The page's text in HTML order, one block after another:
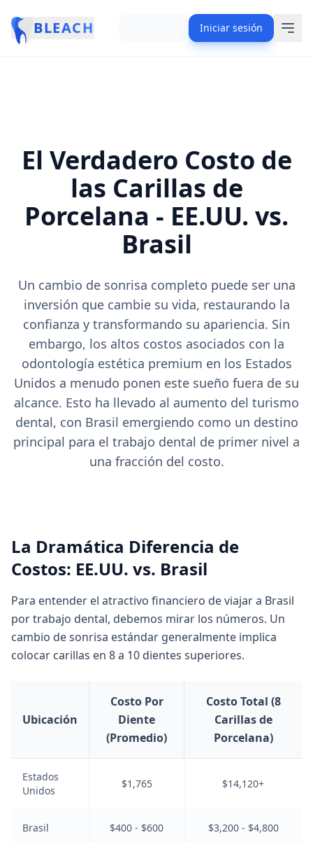
BLEACH Iniciar sesión
El Verdadero Costo de
las Carillas de
Porcelana - EE.UU. vs.
Brasil
Un cambio de sonrisa completo puede ser una
inversión que cambie su vida, restaurando la
confianza y transformando su apariencia. Sin
embargo, los altos costos asociados con la
odontología estética premium en los Estados
Unidos a menudo ponen este sueño fuera de su
alcance. Esto ha llevado al aumento del turismo
dental, con Brasil emergiendo como un destino
principal para el trabajo dental de primer nivel a
una fracción del costo.
La Dramática Diferencia de
Costos: EE.UU. vs. Brasil
Para entender el atractivo financiero de viajar a Brasil
por trabajo dental, debemos mirar los números. Un
cambio de sonrisa estándar generalmente implica
colocar carillas en 8 a 10 dientes superiores.
Ubicación
Costo Por
Diente
(Promedio)
Costo Total (8
Carillas de
Porcelana)
Estados
Unidos
$1,765 $14,120+
Brasil $400 - $600 $3,200 - $4,800